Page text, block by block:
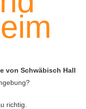
von Schwäbisch Hall
richtig.